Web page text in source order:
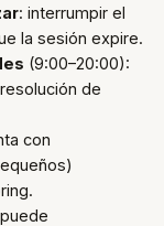
: interrumpir el
la sesión expire.
(9:00–20:00):
de
con